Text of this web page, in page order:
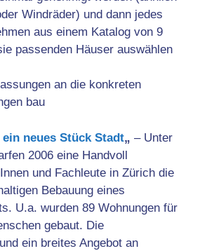
Windräder) und dann jedes
aus einem Katalog von 9
passenden Häuser auswählen
an die konkreten
bau
neues Stück Stadt„ – Unter
2006 eine Handvoll
und Fachleute in Zürich die
Bebauung eines
U.a. wurden 89 Wohnungen für
gebaut. Die
ein breites Angebot an